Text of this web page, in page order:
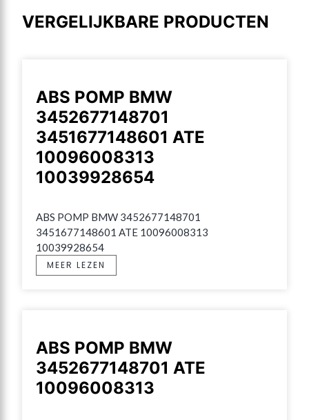
VERGELIJKBARE PRODUCTEN
ABS POMP BMW
3452677148701
3451677148601 ATE
10096008313
10039928654
ABS POMP BMW 3452677148701
3451677148601 ATE 10096008313
10039928654
MEER LEZEN
ABS POMP BMW
3452677148701 ATE
10096008313